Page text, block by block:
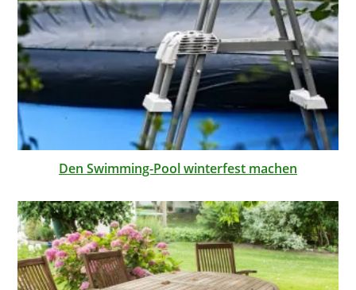
Den Swimming-Pool winterfest machen